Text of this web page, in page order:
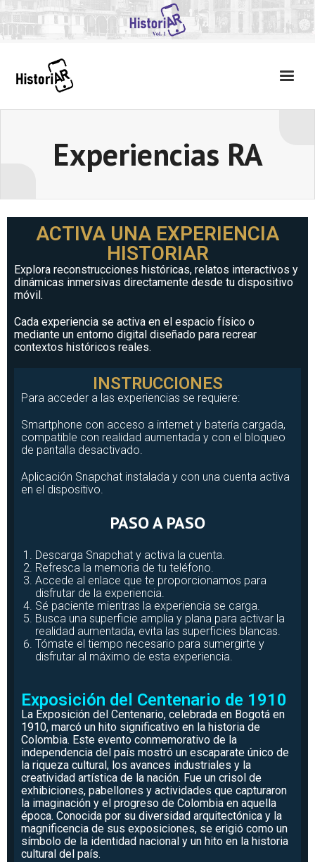
Experiencias RA
ACTIVA UNA EXPERIENCIA
HISTORIAR
Explora reconstrucciones históricas, relatos interactivos y
dinámicas inmersivas directamente desde tu dispositivo
móvil.
Cada experiencia se activa en el espacio físico o
mediante un entorno digital diseñado para recrear
contextos históricos reales.
INSTRUCCIONES
Para acceder a las experiencias se requiere:
Smartphone con acceso a internet y batería cargada,
compatible con realidad aumentada y con el bloqueo
de pantalla desactivado.
Aplicación Snapchat instalada y con una cuenta activa
en el dispositivo.
PASO A PASO
Descarga Snapchat y activa la cuenta.
Refresca la memoria de tu teléfono.
Accede al enlace que te proporcionamos para
disfrutar de la experiencia.
Sé paciente mientras la experiencia se carga.
Busca una superficie amplia y plana para activar la
realidad aumentada, evita las superficies blancas.
Tómate el tiempo necesario para sumergirte y
disfrutar al máximo de esta experiencia.
Exposición del Centenario de 1910
La Exposición del Centenario, celebrada en Bogotá en
1910, marcó un hito significativo en la historia de
Colombia. Este evento conmemorativo de la
independencia del país mostró un escaparate único de
la riqueza cultural, los avances industriales y la
creatividad artística de la nación. Fue un crisol de
exhibiciones, pabellones y actividades que capturaron
la imaginación y el progreso de Colombia en aquella
época. Conocida por su diversidad arquitectónica y la
magnificencia de sus exposiciones, se erigió como un
símbolo de la identidad nacional y un hito en la historia
cultural del país.